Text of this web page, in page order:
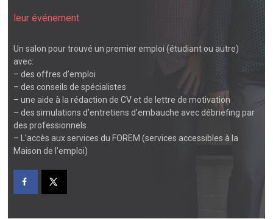
leur événement.
Un salon pour trouvé un premier emploi (étudiant ou autre)
avec:
– des offres d’emploi
– des conseils de spécialistes
– une aide à la rédaction de CV et de lettre de motivation
– des simulations d’entretiens d’embauche avec débriefing par
des professionnels
– L’accès aux services du FOREM (services accessibles à la
Maison de l’emploi)